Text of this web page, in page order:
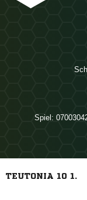
Spiel:
TEUTONIA 10 1.